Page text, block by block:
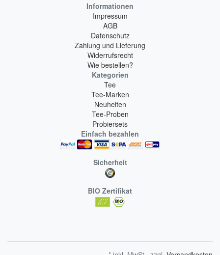
Informationen
Impressum
AGB
Datenschutz
Zahlung und Lieferung
Widerrufsrecht
Wie bestellen?
Kategorien
Tee
Tee-Marken
Neuheiten
Tee-Proben
Probiersets
Einfach bezahlen
Sicherheit
BIO Zertifikat